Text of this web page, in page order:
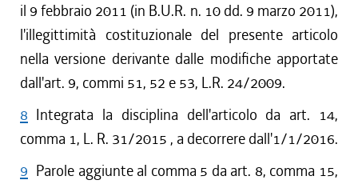
il 9 febbraio 2011 (in B.U.R. n. 10 dd. 9 marzo 2011),
l'illegittimità costituzionale del presente articolo
nella versione derivante dalle modifiche apportate
dall'art. 9, commi 51, 52 e 53, L.R. 24/2009.
8 Integrata la disciplina dell'articolo da art. 14,
comma 1, L. R. 31/2015 , a decorrere dall'1/1/2016.
9 Parole aggiunte al comma 5 da art. 8, comma 15,